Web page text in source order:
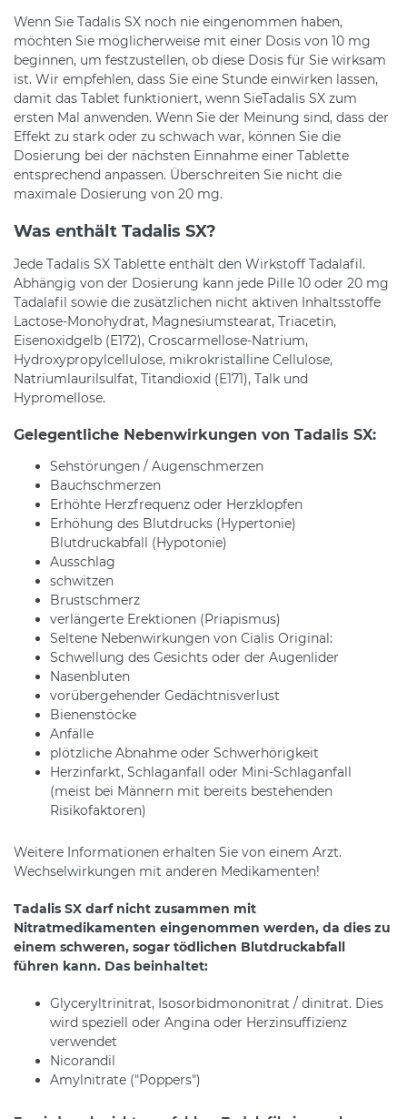
Wenn Sie Tadalis SX noch nie eingenommen haben,
möchten Sie möglicherweise mit einer Dosis von 10 mg
beginnen, um festzustellen, ob diese Dosis für Sie wirksam
ist. Wir empfehlen, dass Sie eine Stunde einwirken lassen,
damit das Tablet funktioniert, wenn SieTadalis SX zum
ersten Mal anwenden. Wenn Sie der Meinung sind, dass der
Effekt zu stark oder zu schwach war, können Sie die
Dosierung bei der nächsten Einnahme einer Tablette
entsprechend anpassen. Überschreiten Sie nicht die
maximale Dosierung von 20 mg.
Was enthält Tadalis SX?
Jede Tadalis SX Tablette enthält den Wirkstoff Tadalafil.
Abhängig von der Dosierung kann jede Pille 10 oder 20 mg
Tadalafil sowie die zusätzlichen nicht aktiven Inhaltsstoffe
Lactose-Monohydrat, Magnesiumstearat, Triacetin,
Eisenoxidgelb (E172), Croscarmellose-Natrium,
Hydroxypropylcellulose, mikrokristalline Cellulose,
Natriumlaurilsulfat, Titandioxid (E171), Talk und
Hypromellose.
Gelegentliche Nebenwirkungen von Tadalis SX:
Sehstörungen / Augenschmerzen
Bauchschmerzen
Erhöhte Herzfrequenz oder Herzklopfen
Erhöhung des Blutdrucks (Hypertonie)
Blutdruckabfall (Hypotonie)
Ausschlag
schwitzen
Brustschmerz
verlängerte Erektionen (Priapismus)
Seltene Nebenwirkungen von Cialis Original:
Schwellung des Gesichts oder der Augenlider
Nasenbluten
vorübergehender Gedächtnisverlust
Bienenstöcke
Anfälle
plötzliche Abnahme oder Schwerhörigkeit
Herzinfarkt, Schlaganfall oder Mini-Schlaganfall
(meist bei Männern mit bereits bestehenden
Risikofaktoren)
Weitere Informationen erhalten Sie von einem Arzt.
Wechselwirkungen mit anderen Medikamenten!
Tadalis SX darf nicht zusammen mit
Nitratmedikamenten eingenommen werden, da dies zu
einem schweren, sogar tödlichen Blutdruckabfall
führen kann. Das beinhaltet:
Glyceryltrinitrat, Isosorbidmononitrat / dinitrat. Dies
wird speziell oder Angina oder Herzinsuffizienz
verwendet
Nicorandil
Amylnitrate ("Poppers")